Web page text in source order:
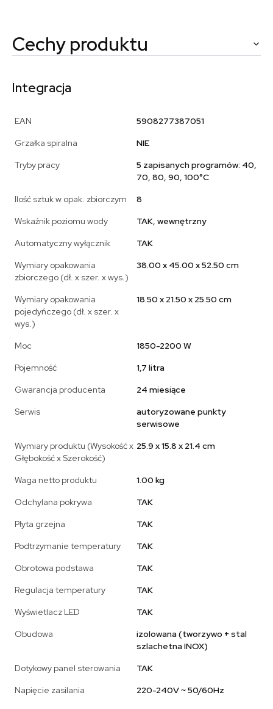
Cechy produktu
Integracja
EAN
5908277387051
Grzałka spiralna
NIE
Tryby pracy
5 zapisanych programów: 40,
70, 80, 90, 100°C
Ilość sztuk w opak. zbiorczym
8
Wskaźnik poziomu wody
TAK, wewnętrzny
Automatyczny wyłącznik
TAK
Wymiary opakowania
zbiorczego (dł. x szer. x wys.)
38.00 x 45.00 x 52.50 cm
Wymiary opakowania
pojedyńczego (dł. x szer. x
wys.)
18.50 x 21.50 x 25.50 cm
Moc
1850-2200 W
Pojemność
1,7 litra
Gwarancja producenta
24 miesiące
Serwis
autoryzowane punkty
serwisowe
Wymiary produktu (Wysokość x
Głębokość x Szerokość)
25.9 x 15.8 x 21.4 cm
Waga netto produktu
1.00 kg
Odchylana pokrywa
TAK
Płyta grzejna
TAK
Podtrzymanie temperatury
TAK
Obrotowa podstawa
TAK
Regulacja temperatury
TAK
Wyświetlacz LED
TAK
Obudowa
izolowana (tworzywo + stal
szlachetna INOX)
Dotykowy panel sterowania
TAK
Napięcie zasilania
220-240V ~ 50/60Hz